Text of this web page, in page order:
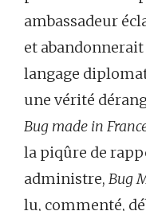
ambassadeur
et
langage
une vérité
Bug made in
la piqûre de
administre, Bug
lu, commenté,